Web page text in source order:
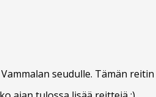
seudulle. Tämän reitin